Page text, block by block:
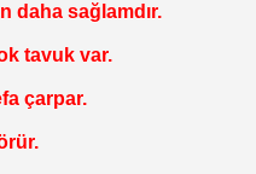
daha sağlamdır.
tavuk var.
çarpar.